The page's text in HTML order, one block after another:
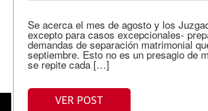
Se acerca el mes de agosto y los
excepto para casos excepcionales-
demandas de separación matrimonial
septiembre. Esto no es un presagio de
se repite cada […]
VER POST